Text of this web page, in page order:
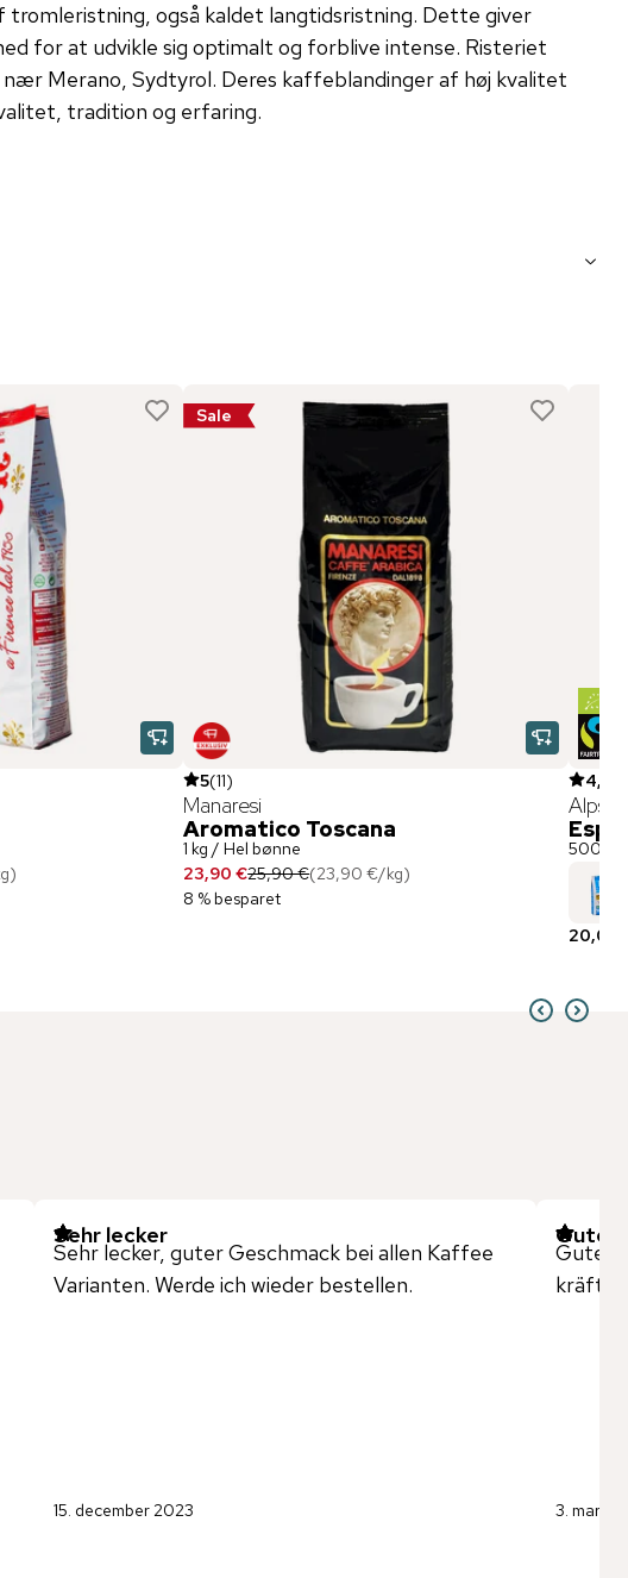
også kaldet langtidsristning. Dette giver
for at udvikle sig optimalt og forblive intense. Risteriet
nær Merano, Sydtyrol. Deres kaffeblandinger af høj kvalitet
tradition og erfaring.
)
Sale
5(11)
Manaresi
Aromatico Toscana
1 kg / Hel bønne
23,90 €25,90 €(23,90 €/kg)
8 % besparet
4,8
Alps
500 g /
20,00
Sehr lecker
Sehr lecker, guter Geschmack bei allen Kaffee
Varianten. Werde ich wieder bestellen.
15. december 2023
Guter
Guter
kräftig.
3. marts